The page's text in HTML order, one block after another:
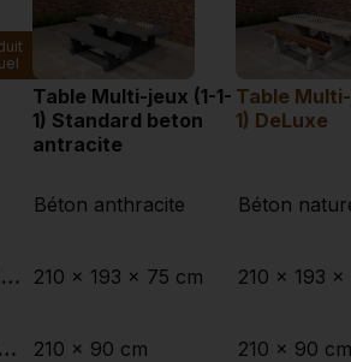
Table Multi-jeux (1-1-
1) Standard beton
antracite
Table
1) DeLuxe
Dimensions (L x l x h)
Dimensions du plateau de table (L x l)
Béton anthracite
210 x 193 x 75 cm
210 x 90 cm
Béton
210 x 193 x
210 x 90 cm